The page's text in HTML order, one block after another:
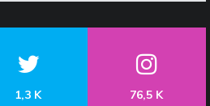
1,3 K
76,5 K